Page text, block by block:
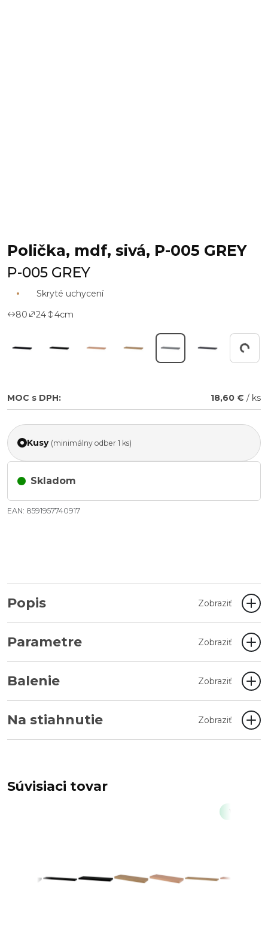
Polička, mdf, sivá, P-005 GREY
P-005 GREY
Skryté uchycení
80
24 4cm
Working...
MOC s DPH: 18,60 € / ks
Kusy (minimálny odber 1 ks)
Skladom
EAN: 8591957740917
Popis Zobraziť
Parametre Zobraziť
Balenie Zobraziť
Na stiahnutie Zobraziť
Súvisiaci tovar